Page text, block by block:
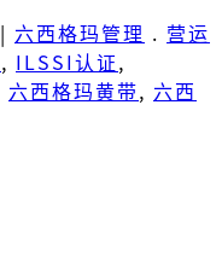
| 六西格玛管理 . 营运
, ILSSI认证,
六西格玛黄带, 六西